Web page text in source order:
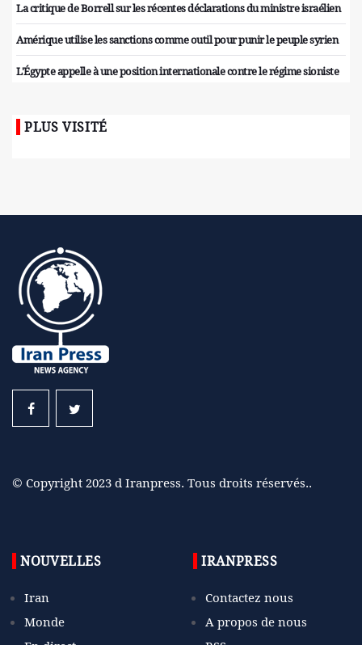
La critique de Borrell sur les récentes déclarations du ministre israélien
Amérique utilise les sanctions comme outil pour punir le peuple syrien
L'Égypte appelle à une position internationale contre le régime sioniste
PLUS VISITÉ
© Copyright 2023 d Iranpress. Tous droits réservés..
NOUVELLES
Iran
Monde
IRANPRESS
Contactez nous
A propos de nous